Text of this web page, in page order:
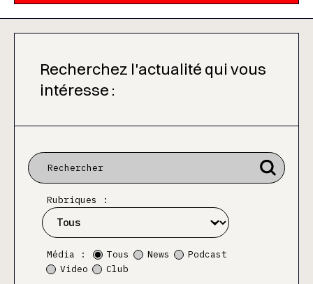
Recherchez l'actualité qui vous
intéresse :
Rubriques :
Média : Tous News
Podcast
Video
Club